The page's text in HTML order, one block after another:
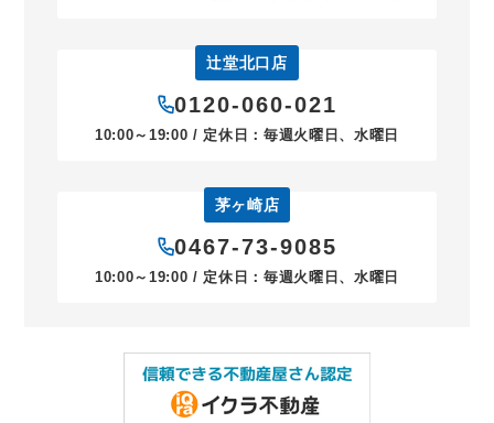
辻堂北口店
0120-060-021
10:00～19:00 / 定休日：毎週火曜日、水曜日
茅ヶ崎店
0467-73-9085
10:00～19:00 / 定休日：毎週火曜日、水曜日